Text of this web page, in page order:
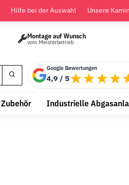
Hilfe bei der Auswahl Unsere
Montage auf Wunsch
vom Meisterbetrieb
Google Bewertungen
4,9 / 5
Zubehör Industrielle